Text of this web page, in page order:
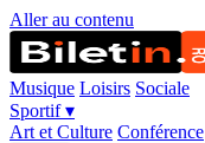
Aller au contenu
Musique Loisirs Sociale
Sportif▾
Art et Culture Conférence